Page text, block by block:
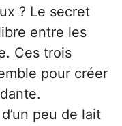
? Le secret
entre les
Ces trois
pour créer
peu de lait